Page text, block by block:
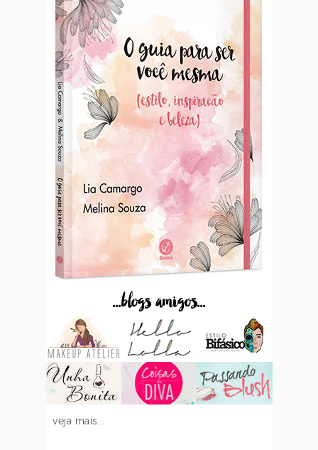
...blogs amigos...
veja mais...